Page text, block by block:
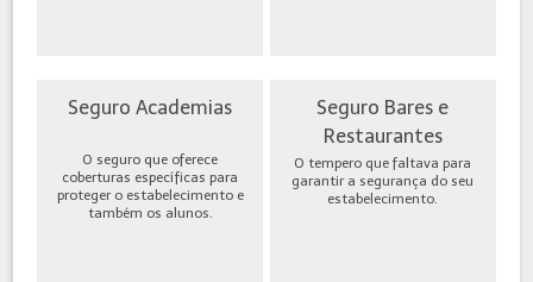
Seguro Academias
O seguro que oferece
coberturas específicas para
proteger o estabelecimento e
também os alunos.
Seguro Bares e
Restaurantes
O tempero que faltava para
garantir a segurança do seu
estabelecimento.